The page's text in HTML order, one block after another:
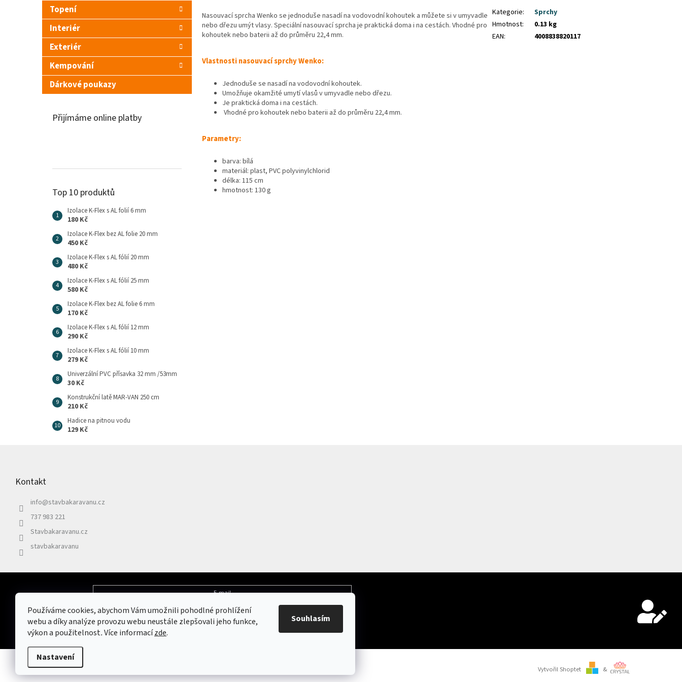
Používáme cookies, abychom Vám umožnili pohodlné prohlížení
webu a díky analýze provozu webu neustále zlepšovali jeho funkce,
výkon a použitelnost.Více informacízde.
Nastavení
Souhlasím
Topení
Interiér
Exteriér
Kempování
Dárkové poukazy
Přijímáme online platby
Top 10 produktů
Izolace K-Flex s AL folií 6 mm
180 Kč
Izolace K-Flex bez AL folie 20 mm
450 Kč
Izolace K-Flex s AL fólií 20 mm
480 Kč
Izolace K-Flex s AL fólií 25 mm
580 Kč
Izolace K-Flex bez AL folie 6 mm
170 Kč
Izolace K-Flex s AL fólií 12 mm
290 Kč
Izolace K-Flex s AL fólií 10 mm
279 Kč
Univerzální PVC přísavka 32 mm /53mm
30 Kč
Konstrukční latě MAR-VAN 250 cm
210 Kč
Hadice na pitnou vodu
129 Kč
Nasouvací sprcha Wenko se jednoduše nasadí na vodovodní kohoutek a můžete si v umyvadle
nebo dřezu umýt vlasy. Speciální nasouvací sprcha je praktická doma i na cestách. Vhodné pro
kohoutek nebo baterii až do průměru 22,4 mm.
Vlastnosti nasouvací sprchy Wenko:
Jednoduše se nasadí na vodovodní kohoutek.
Umožňuje okamžité umytí vlasů v umyvadle nebo dřezu.
Je praktická doma i na cestách.
Vhodné pro kohoutek nebo baterii až do průměru 22,4 mm.
Parametry:
barva: bílá
materiál: plast, PVC polyvinylchlorid
délka: 115 cm
hmotnost: 130 g
Kategorie:
Sprchy
Hmotnost:
0.13 kg
EAN: 4008838820117
Kontakt
info@stavbakaravanu.cz
737 983 221
Stavbakaravanu.cz
stavbakaravanu
Odebírat newsletter E-mail
Vložením e-mailu souhlasíte spodmínkami ochrany osobních údajů
Vytvořil Shoptet &
Copyright 2026